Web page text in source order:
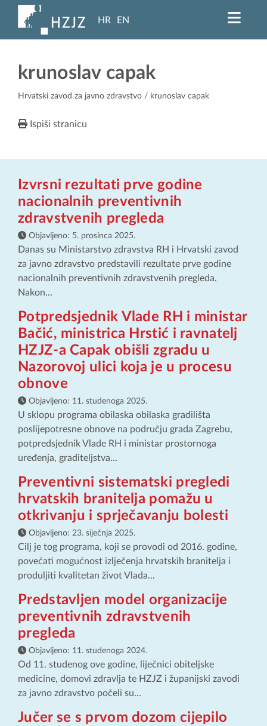
HR EN
krunoslav capak
Hrvatski zavod za javno zdravstvo / krunoslav capak
Ispiši stranicu
Izvrsni rezultati prve godine
nacionalnih preventivnih
zdravstvenih pregleda
Objavljeno: 5. prosinca 2025.
Danas su Ministarstvo zdravstva RH i Hrvatski zavod
za javno zdravstvo predstavili rezultate prve godine
nacionalnih preventivnih zdravstvenih pregleda.
Nakon...
Potpredsjednik Vlade RH i ministar
Bačić, ministrica Hrstić i ravnatelj
HZJZ-a Capak obišli zgradu u
Nazorovoj ulici koja je u procesu
obnove
Objavljeno: 11. studenoga 2025.
U sklopu programa obilaska obilaska gradilišta
poslijepotresne obnove na području grada Zagrebu,
potpredsjednik Vlade RH i ministar prostornoga
uređenja, graditeljstva...
Preventivni sistematski pregledi
hrvatskih branitelja pomažu u
otkrivanju i sprječavanju bolesti
Objavljeno: 23. siječnja 2025.
Cilj je tog programa, koji se provodi od 2016. godine,
povećati mogućnost izlječenja hrvatskih branitelja i
produljiti kvalitetan život Vlada...
Predstavljen model organizacije
preventivnih zdravstvenih
pregleda
Objavljeno: 11. studenoga 2024.
Od 11. studenog ove godine, liječnici obiteljske
medicine, domovi zdravlja te HZJZ i županijski zavodi
za javno zdravstvo počeli su...
Jučer se s prvom dozom cijepilo